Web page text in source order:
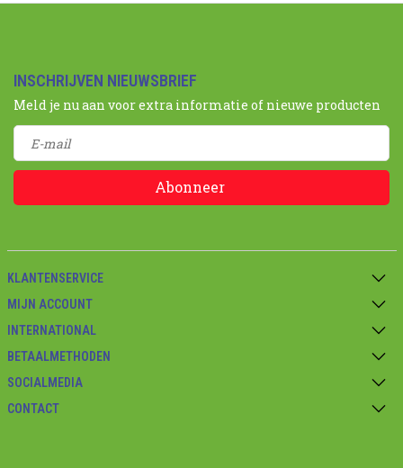
INSCHRIJVEN NIEUWSBRIEF
Meld je nu aan voor extra informatie of nieuwe producten
Abonneer
KLANTENSERVICE
MIJN ACCOUNT
INTERNATIONAL
BETAALMETHODEN
SOCIALMEDIA
CONTACT